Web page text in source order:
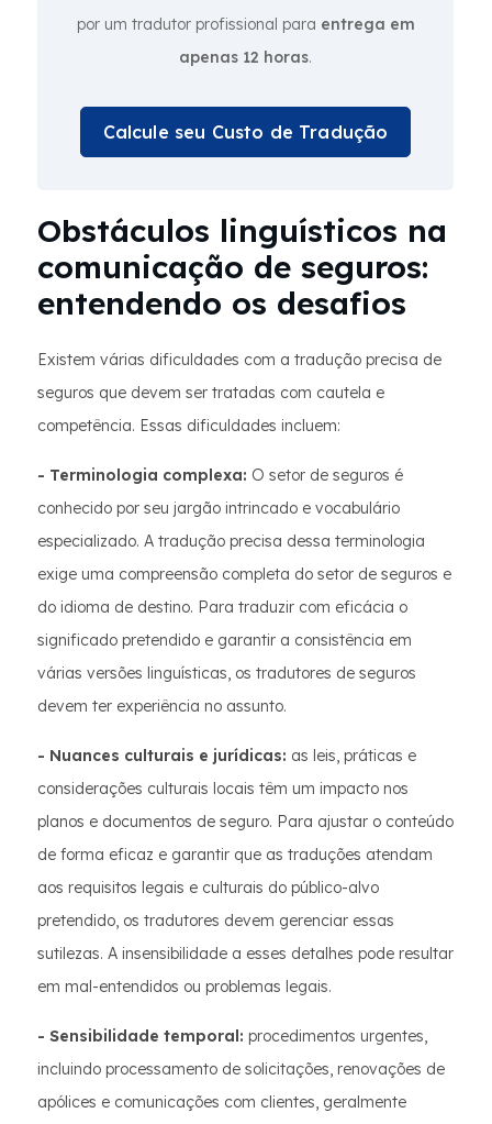
por um tradutor profissional para entrega em
apenas 12 horas.
Calcule seu Custo de Tradução
Obstáculos linguísticos na
comunicação de seguros:
entendendo os desafios
Existem várias dificuldades com a tradução precisa de
seguros que devem ser tratadas com cautela e
competência. Essas dificuldades incluem:
- Terminologia complexa: O setor de seguros é
conhecido por seu jargão intrincado e vocabulário
especializado. A tradução precisa dessa terminologia
exige uma compreensão completa do setor de seguros e
do idioma de destino. Para traduzir com eficácia o
significado pretendido e garantir a consistência em
várias versões linguísticas, os tradutores de seguros
devem ter experiência no assunto.
- Nuances culturais e jurídicas: as leis, práticas e
considerações culturais locais têm um impacto nos
planos e documentos de seguro. Para ajustar o conteúdo
de forma eficaz e garantir que as traduções atendam
aos requisitos legais e culturais do público-alvo
pretendido, os tradutores devem gerenciar essas
sutilezas. A insensibilidade a esses detalhes pode resultar
em mal-entendidos ou problemas legais.
- Sensibilidade temporal: procedimentos urgentes,
incluindo processamento de solicitações, renovações de
apólices e comunicações com clientes, geralmente